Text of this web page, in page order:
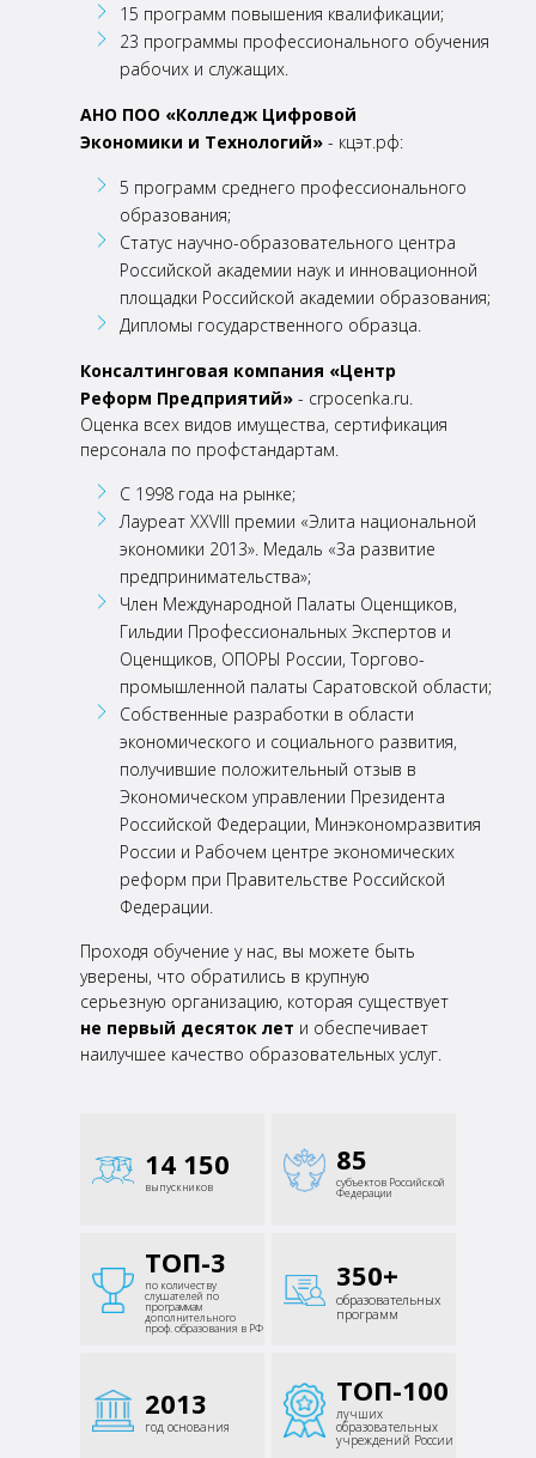
15 программ повышения квалификации;
23 программы профессионального обучения
рабочих и служащих.
АНО ПОО «Колледж Цифровой
Экономики и Технологий» - кцэт.рф:
5 программ среднего профессионального
образования;
Статус научно-образовательного центра
Российской академии наук и инновационной
площадки Российской академии образования;
Дипломы государственного образца.
Консалтинговая компания «Центр
Реформ Предприятий» - crpocenka.ru.
Оценка всех видов имущества, сертификация
персонала по профстандартам.
С 1998 года на рынке;
Лауреат XXVIII премии «Элита национальной
экономики 2013». Медаль «За развитие
предпринимательства»;
Член Международной Палаты Оценщиков,
Гильдии Профессиональных Экспертов и
Оценщиков, ОПОРЫ России, Торгово-
промышленной палаты Саратовской области;
Собственные разработки в области
экономического и социального развития,
получившие положительный отзыв в
Экономическом управлении Президента
Российской Федерации, Минэкономразвития
России и Рабочем центре экономических
реформ при Правительстве Российской
Федерации.
Проходя обучение у нас, вы можете быть
уверены, что обратились в крупную
серьезную организацию, которая существует
не первый десяток лет и обеспечивает
наилучшее качество образовательныхуслуг.
14 150
выпускников
85
субъектов Российской
Федерации
ТОП-3
по количеству
слушателей по
программам
дополнительного
проф.образования в РФ
350+
образовательных
программ
2013
год основания
ТОП-100
лучших
образовательных
учреждений России